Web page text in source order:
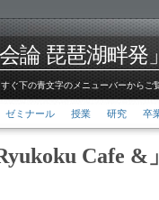
論 琵琶湖畔発
ぐ下の青文字のメニューバーから
ゼミナール 授業 研究 卒
Cafe &